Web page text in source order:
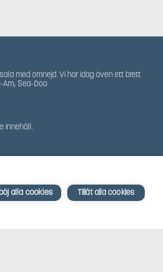
alla cookies Tillåt alla cookies
med omnejd. Vi har idag även ett brett
Sea-Doo.
innehåll.